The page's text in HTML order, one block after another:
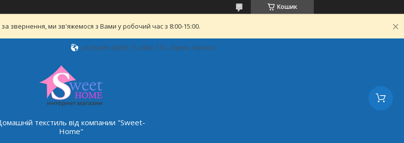
Кошик
звернення, ми зв'яжемося з Вами у робочий час з 8:00-15:00.
ул.Героев Труда 15, офис 135., Харків, Україна
текстиль від компании "Sweet-
Home"